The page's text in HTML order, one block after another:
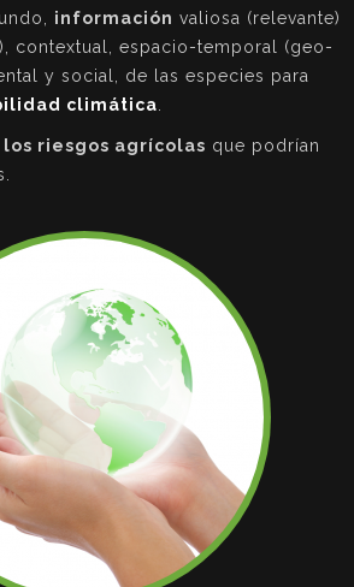
información valiosa (relevante)
contextual, espacio-temporal (geo-
y social, de las especies para
climática
los riesgos agrícolas que podrían